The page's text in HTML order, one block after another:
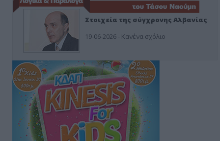
Στοιχεία της σύγχρονης Αλβανίας
19-06-2026 - Κανένα σχόλιο